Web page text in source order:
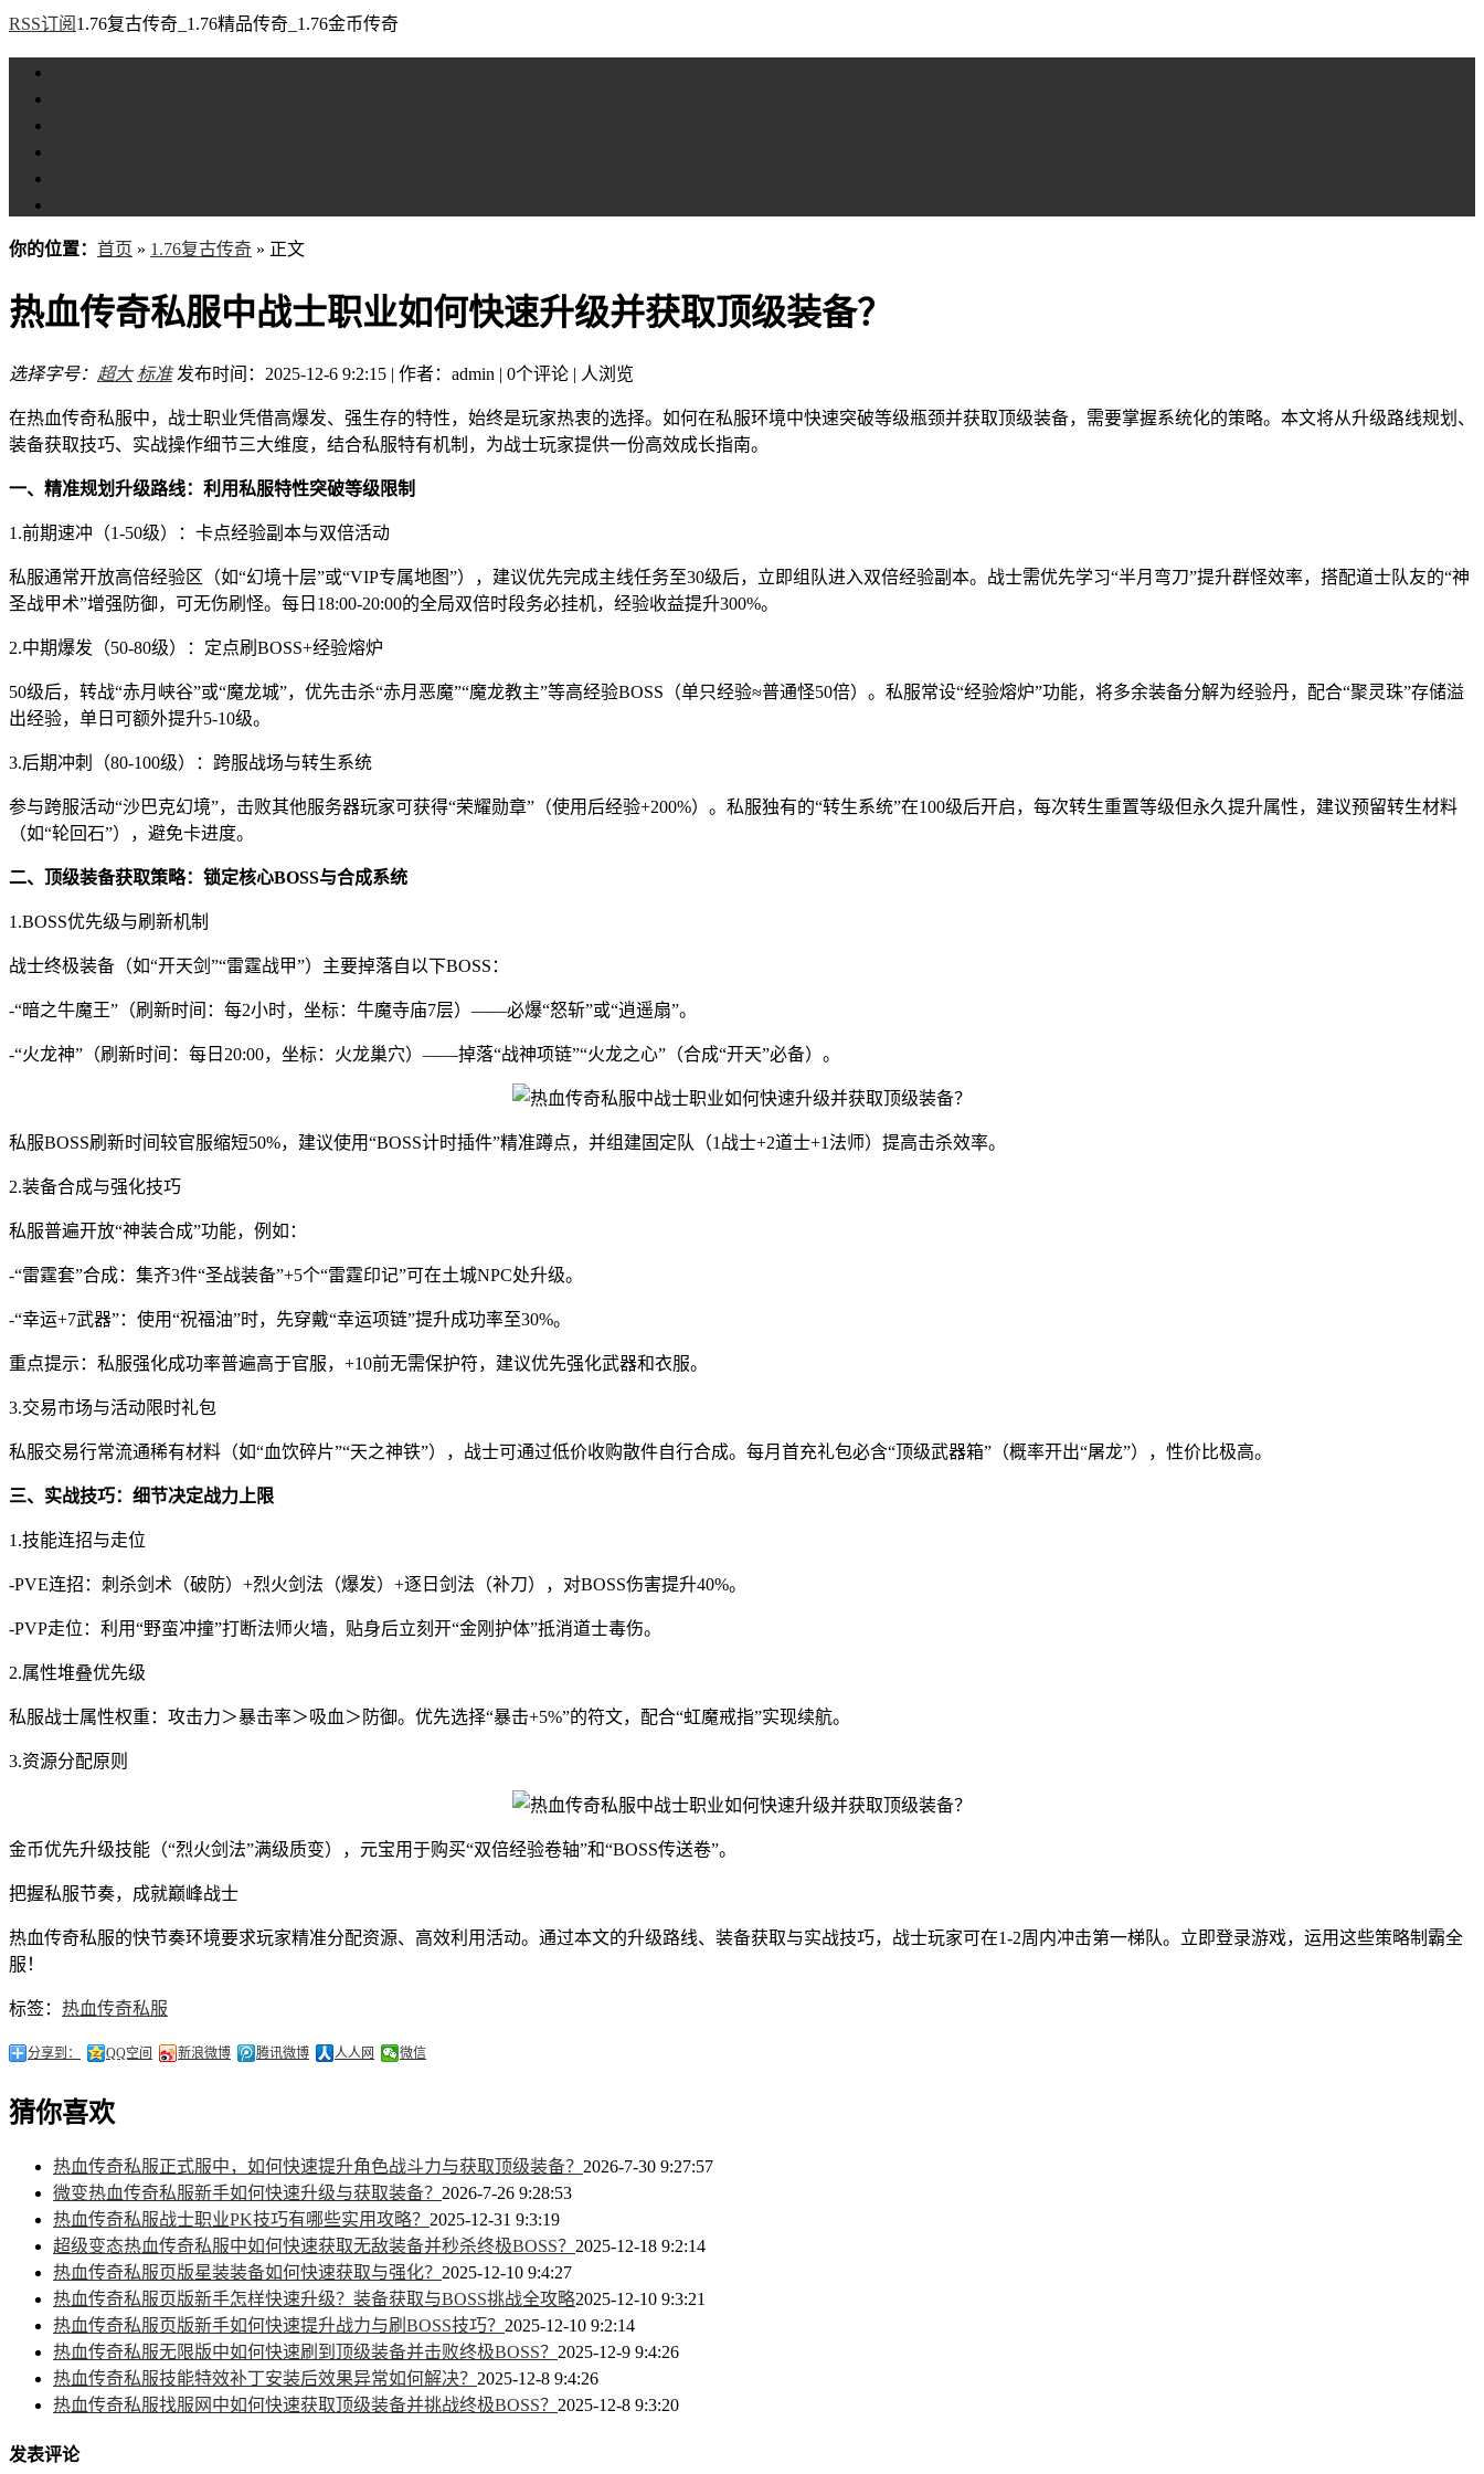
RSS订阅 1.76复古传奇_1.76精品传奇_1.76金币传奇
你的位置： 首页 » 1.76复古传奇 » 正文
热血传奇私服中战士职业如何快速升级并获取顶级装备？
选择字号： 超大 标准 发布时间：2025-12-6 9:2:15 | 作者：admin | 0个评论 | 人浏览
在热血传奇私服中，战士职业凭借高爆发、强生存的特性，始终是玩家热衷的选择。如何在私服环境中快速突破等级瓶颈并获取顶级装备，需要掌握系统化的策略。本文将从升级路线规划、
装备获取技巧、实战操作细节三大维度，结合私服特有机制，为战士玩家提供一份高效成长指南。
一、精准规划升级路线：利用私服特性突破等级限制
1.前期速冲（1-50级）：卡点经验副本与双倍活动
私服通常开放高倍经验区（如“幻境十层”或“VIP专属地图”），建议优先完成主线任务至30级后，立即组队进入双倍经验副本。战士需优先学习“半月弯刀”提升群怪效率，搭配道士队友的“神
圣战甲术”增强防御，可无伤刷怪。每日18:00-20:00的全局双倍时段务必挂机，经验收益提升300%。
2.中期爆发（50-80级）：定点刷BOSS+经验熔炉
50级后，转战“赤月峡谷”或“魔龙城”，优先击杀“赤月恶魔”“魔龙教主”等高经验BOSS（单只经验≈普通怪50倍）。私服常设“经验熔炉”功能，将多余装备分解为经验丹，配合“聚灵珠”存储溢
出经验，单日可额外提升5-10级。
3.后期冲刺（80-100级）：跨服战场与转生系统
参与跨服活动“沙巴克幻境”，击败其他服务器玩家可获得“荣耀勋章”（使用后经验+200%）。私服独有的“转生系统”在100级后开启，每次转生重置等级但永久提升属性，建议预留转生材料
（如“轮回石”），避免卡进度。
二、顶级装备获取策略：锁定核心BOSS与合成系统
1.BOSS优先级与刷新机制
战士终极装备（如“开天剑”“雷霆战甲”）主要掉落自以下BOSS：
-“暗之牛魔王”（刷新时间：每2小时，坐标：牛魔寺庙7层）——必爆“怒斩”或“逍遥扇”。
-“火龙神”（刷新时间：每日20:00，坐标：火龙巢穴）——掉落“战神项链”“火龙之心”（合成“开天”必备）。
私服BOSS刷新时间较官服缩短50%，建议使用“BOSS计时插件”精准蹲点，并组建固定队（1战士+2道士+1法师）提高击杀效率。
2.装备合成与强化技巧
私服普遍开放“神装合成”功能，例如：
-“雷霆套”合成：集齐3件“圣战装备”+5个“雷霆印记”可在土城NPC处升级。
-“幸运+7武器”：使用“祝福油”时，先穿戴“幸运项链”提升成功率至30%。
重点提示：私服强化成功率普遍高于官服，+10前无需保护符，建议优先强化武器和衣服。
3.交易市场与活动限时礼包
私服交易行常流通稀有材料（如“血饮碎片”“天之神铁”），战士可通过低价收购散件自行合成。每月首充礼包必含“顶级武器箱”（概率开出“屠龙”），性价比极高。
三、实战技巧：细节决定战力上限
1.技能连招与走位
-PVE连招：刺杀剑术（破防）+烈火剑法（爆发）+逐日剑法（补刀），对BOSS伤害提升40%。
-PVP走位：利用“野蛮冲撞”打断法师火墙，贴身后立刻开“金刚护体”抵消道士毒伤。
2.属性堆叠优先级
私服战士属性权重：攻击力＞暴击率＞吸血＞防御。优先选择“暴击+5%”的符文，配合“虹魔戒指”实现续航。
3.资源分配原则
金币优先升级技能（“烈火剑法”满级质变），元宝用于购买“双倍经验卷轴”和“BOSS传送卷”。
把握私服节奏，成就巅峰战士
热血传奇私服的快节奏环境要求玩家精准分配资源、高效利用活动。通过本文的升级路线、装备获取与实战技巧，战士玩家可在1-2周内冲击第一梯队。立即登录游戏，运用这些策略制霸全
服！
标签： 热血传奇私服
分享到： QQ空间 新浪微博 腾讯微博 人人网 微信
猜你喜欢
热血传奇私服正式服中，如何快速提升角色战斗力与获取顶级装备？ 2026-7-30 9:27:57
微变热血传奇私服新手如何快速升级与获取装备？ 2026-7-26 9:28:53
热血传奇私服战士职业PK技巧有哪些实用攻略？ 2025-12-31 9:3:19
超级变态热血传奇私服中如何快速获取无敌装备并秒杀终极BOSS？ 2025-12-18 9:2:14
热血传奇私服页版星装装备如何快速获取与强化？ 2025-12-10 9:4:27
热血传奇私服页版新手怎样快速升级？装备获取与BOSS挑战全攻略2025-12-10 9:3:21
热血传奇私服页版新手如何快速提升战力与刷BOSS技巧？ 2025-12-10 9:2:14
热血传奇私服无限版中如何快速刷到顶级装备并击败终极BOSS？ 2025-12-9 9:4:26
热血传奇私服技能特效补丁安装后效果异常如何解决？ 2025-12-8 9:4:26
热血传奇私服找服网中如何快速获取顶级装备并挑战终极BOSS？ 2025-12-8 9:3:20
发表评论